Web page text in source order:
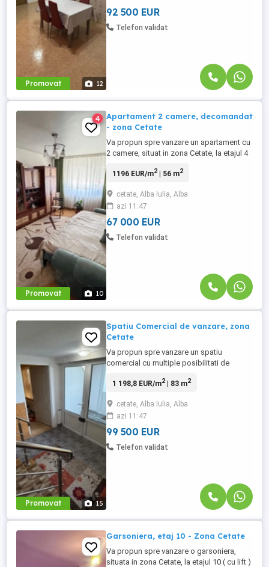
Promovat 12
debara si doua balcoane. Zona ...
92 500 EUR
Telefon validat
Promovat 10
4
Apartament 2 camere, decomandat
- zona Cetate
Va propun spre vanzare un apartament cu
2 camere, situat in zona Cetate, la etajul 4
Apartamentul are o suprafata utila de
dormitor, bucatarie, hol si baie. Acesta
dispune de loc de parcare. Zona este una
centrala, cu acces ...
1196 EUR/m2| 56 m2
cetate, Alba Iulia, Alba
azi 11:47
67 000 EUR
Telefon validat
Promovat 15
Spatiu Comercial de vanzare, zona
Cetate
Va propun spre vanzare un spatiu
comercial cu multiple posibilitati de
locatie accesibila si bine pozitionata.
83mp, la care se adauga 25mp teren
concesionat pe termen lung, contract
valabil. Proprietatea este compartimentata
1 198,8 EUR/m2| 83 m2
cetate, Alba Iulia, Alba
azi 11:47
99 500 EUR
Telefon validat
Garsoniera, etaj 10 - Zona Cetate
Va propun spre vanzare o garsoniera,
situata in zona Cetate, la etajul 10 ( cu lift )